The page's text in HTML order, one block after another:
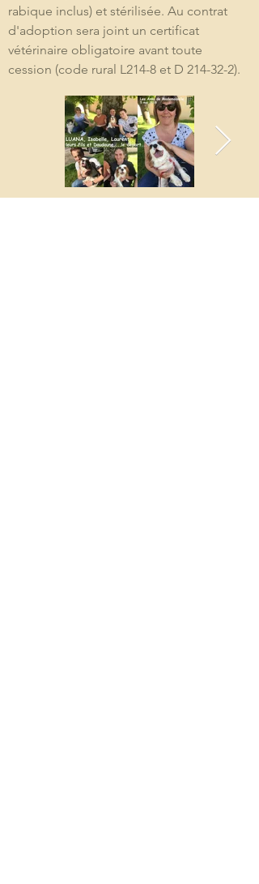
rabique inclus) et stérilisée. Au contrat
d'adoption sera joint un certificat
vétérinaire obligatoire avant toute
cession (code rural L214-8 et D 214-32-2).